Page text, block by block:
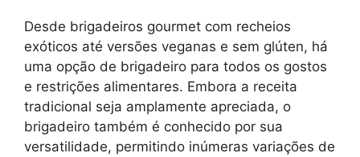
Desde brigadeiros gourmet com recheios
exóticos até versões veganas e sem glúten, há
uma opção de brigadeiro para todos os gostos
e restrições alimentares. Embora a receita
tradicional seja amplamente apreciada, o
brigadeiro também é conhecido por sua
versatilidade, permitindo inúmeras variações de